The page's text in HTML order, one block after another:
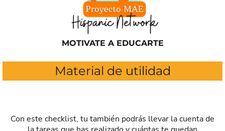
MOTIVATE A EDUCARTE
Material de utilidad
Con este checklist, tu también podrás llevar la cuenta de